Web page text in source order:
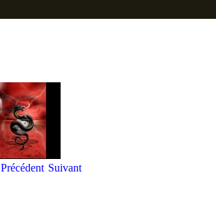
Précédent Suivant